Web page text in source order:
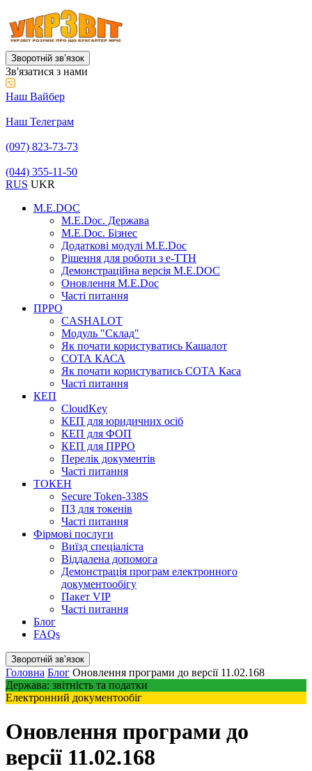
Зворотній звʼязок
Зв'язатися з нами
Наш Вайбер
Наш Телеграм
(097) 823-73-73
(044) 355-11-50
RUS UKR
M.E.DOC
M.E.Doc. Держава
M.E.Doc. Бізнес
Додаткові модулі M.E.Doc
Рішення для роботи з е-ТТН
Демонстраційна версія M.E.DOC
Оновлення M.E.Doc
Часті питання
ПРРО
CASHALOT
Модуль "Склад"
Як почати користуватись Кашалот
СОТА КАСА
Як почати користуватись СОТА Каса
Часті питання
КЕП
CloudKey
КЕП для юридичних осіб
КЕП для ФОП
КЕП для ПРРО
Перелік документів
Часті питання
ТОКЕН
Secure Token-338S
ПЗ для токенів
Часті питання
Фірмові послуги
Виїзд спеціаліста
Віддалена допомога
Демонстрація програм електронного
документообігу
Пакет VIP
Часті питання
Блог
FAQs
Зворотній звʼязок
Головна Блог Оновлення програми до версії 11.02.168
Держава: звітність та податки
Електронний документообіг
Оновлення програми до
версії 11.02.168